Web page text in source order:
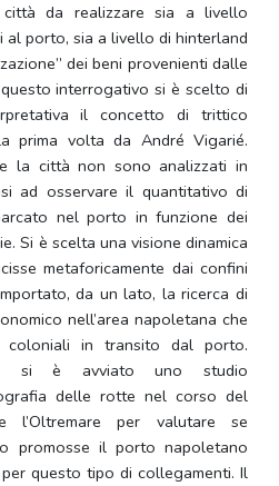
da realizzare sia a livello
porto, sia a livello di hinterland
dei beni provenienti dalle
interrogativo si è scelto di
il concetto di trittico
prima volta da André Vigarié.
la città non sono analizzati in
ad osservare il quantitativo di
nel porto in funzione dei
Si è scelta una visione dinamica
metaforicamente dai confini
da un lato, la ricerca di
nell’area napoletana che
in transito dal porto.
si è avviato uno studio
delle rotte nel corso del
l’Oltremare per valutare se
promosse il porto napoletano
questo tipo di collegamenti. Il